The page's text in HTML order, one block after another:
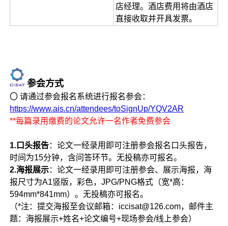
店经理。酒店费用将由酒店
直接收取并开具发票。
参会方式
〇 请通过参会报名系统进行报名参会：
https://www.ais.cn/attendees/toSignUp/YQV2AR
**每篇录用缴费的论文允许一名作者免费参会
1.口头报告：论文一经录用即可注册参会报名口头报告，
时间为15分钟，含问答环节。无投稿亦可报名。
2.海报展示：论文一经录用即可注册参会、展示海报，海
报尺寸为A1竖版，彩色，JPG/PNG格式（宽*高：
594mm*841mm）。无投稿亦可报名。
（*注：提交海报至会议邮箱：iccisat@126.com，邮件主
题：海报展示+姓名+论文编号+现场参会/线上参会）